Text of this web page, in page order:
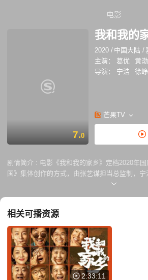
电影
7.0
我和我的
2020 / 中国大陆 /
主演：
葛优 黄渤
导演：
宁浩 徐峥
芒果TV
剧情简介 : 电影《我和我的家乡》定档2020年
国》集体创作的方式，由张艺谋担当总监制，宁
任总策划，宁浩、徐峥、陈思诚、闫非&彭大魔
相关可播资源
2:33:11